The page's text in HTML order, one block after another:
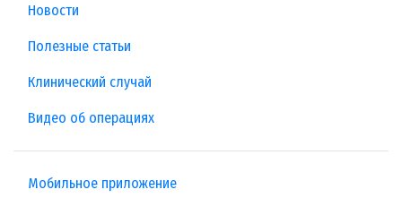
Новости
Полезные статьи
Клинический случай
Видео об операциях
Мобильное приложение